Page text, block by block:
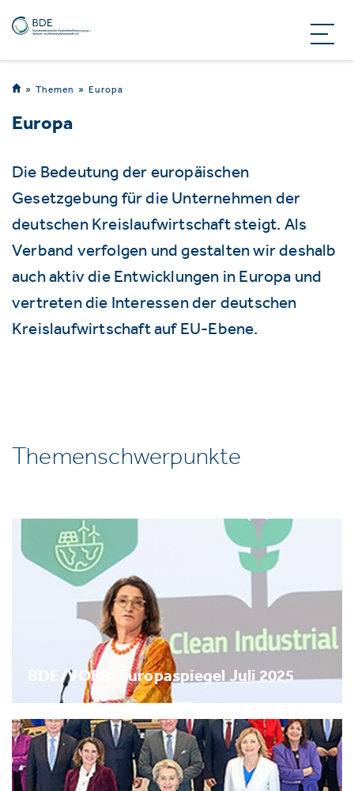
Themen Europa
Europa
Die Bedeutung der europäischen
Gesetzgebung für die Unternehmen der
deutschen Kreislaufwirtschaft steigt. Als
Verband verfolgen und gestalten wir deshalb
auch aktiv die Entwicklungen in Europa und
vertreten die Interessen der deutschen
Kreislaufwirtschaft auf EU-Ebene.
Themenschwerpunkte
BDE/VOEB-Europaspiegel Juli 2025